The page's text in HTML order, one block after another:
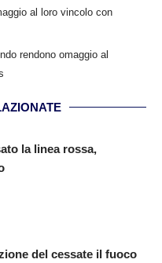
al loro vincolo con
rendono omaggio al
la linea rossa,
del cessate il fuoco